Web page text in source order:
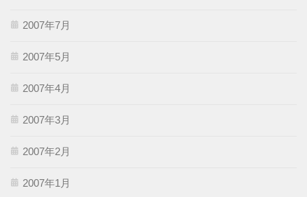
2007年7月
2007年5月
2007年4月
2007年3月
2007年2月
2007年1月